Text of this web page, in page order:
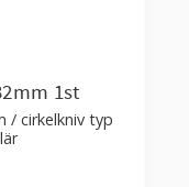
1st
/ cirkelkniv typ